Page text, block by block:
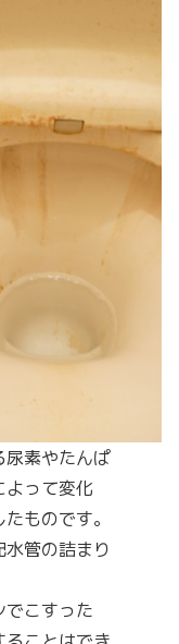
尿素やたんぱ
よって変化
ものです。
管の詰まり
こすった